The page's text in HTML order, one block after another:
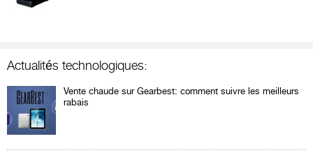
Actualités technologiques:
Vente chaude sur Gearbest: comment suivre les meilleurs
rabais